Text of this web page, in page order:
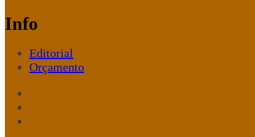
Info
Editorial
Orçamento